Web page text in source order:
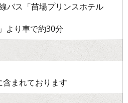
バス「苗場プリンスホテル
より車で約30分
まれております